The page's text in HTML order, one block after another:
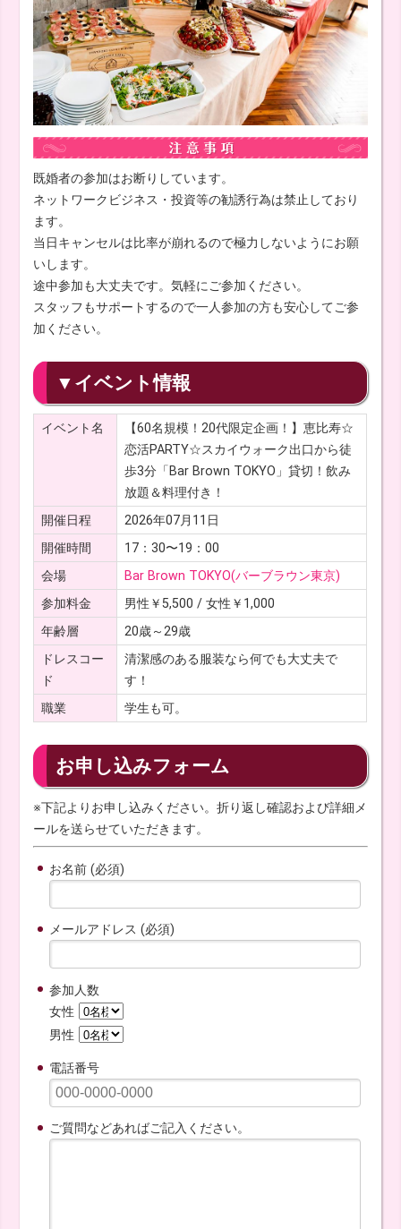
既婚者の参加はお断りしています。
ネットワークビジネス・投資等の勧誘行為は禁止しており
ます。
当日キャンセルは比率が崩れるので極力しないようにお願
いします。
途中参加も大丈夫です。気軽にご参加ください。
スタッフもサポートするので一人参加の方も安心してご参
加ください。
▼イベント情報
イベント名
【60名規模！20代限定企画！】恵比寿☆
恋活PARTY☆スカイウォーク出口から徒
歩3分「Bar Brown TOKYO」貸切！飲み
放題＆料理付き！
開催日程
2026年07月11日
開催時間
17：30〜19：00
会場
Bar Brown TOKYO(バーブラウン東京)
参加料金
男性￥5,500 / 女性￥1,000
年齢層
20歳～29歳
ドレスコー
ド
清潔感のある服装なら何でも大丈夫で
す！
職業
学生も可。
お申し込みフォーム
※下記よりお申し込みください。折り返し確認および詳細メ
ールを送らせていただきます。
お名前 (必須)
メールアドレス (必須)
参加人数
女性
男性
電話番号
ご質問などあればご記入ください。